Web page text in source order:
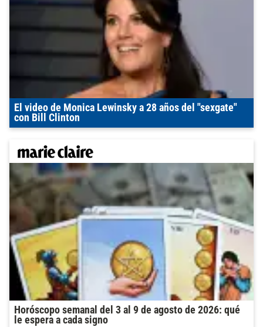
El video de Monica Lewinsky a 28 años del "sexgate"
con Bill Clinton
Horóscopo semanal del 3 al 9 de agosto de 2026: qué
le espera a cada signo